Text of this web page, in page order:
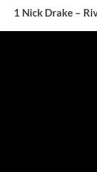
1 Nick Drake –